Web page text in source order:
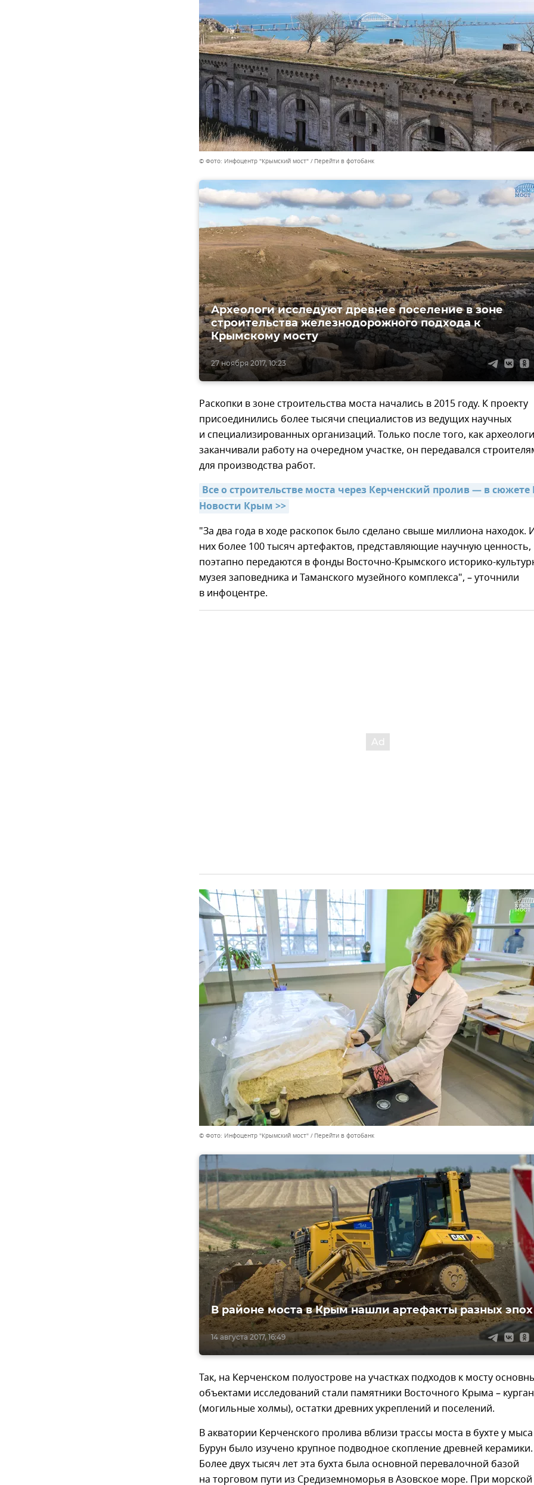
© Фото: Инфоцентр "Крымский мост" Перейти в фотобанк
27 ноября 2017, 10:23
Археологи исследуют древнее поселение в зоне
строительства железнодорожного подхода к
Крымскому мосту
Раскопки в зоне строительства моста начались в 2015 году. К проекту
присоединились более тысячи специалистов из ведущих научных
и специализированных организаций. Только после того, как археологи
заканчивали работу на очередном участке, он передавался
для производства работ.
Все о строительстве моста через Керченский пролив — в
Новости Крым >>
"За два года в ходе раскопок было сделано свыше миллиона находок.
них более 100 тысяч артефактов, представляющие научную ценность,
поэтапно передаются в фонды Восточно-Крымского историко-
музея заповедника и Таманского музейного комплекса", – уточнили
в инфоцентре.
© Фото: Инфоцентр "Крымский мост" Перейти в фотобанк
14 августа 2017, 16:49
В районе моста в Крым нашли артефакты разных эпох
Так, на Керченском полуострове на участках подходов к мосту
объектами исследований стали памятники Восточного Крыма –
(могильные холмы), остатки древних укреплений и поселений.
В акватории Керченского пролива вблизи трассы моста в бухте у
Бурун было изучено крупное подводное скопление древней керамики.
Более двух тысяч лет эта бухта была основной перевалочной базой
на торговом пути из Средиземноморья в Азовское море. При морской